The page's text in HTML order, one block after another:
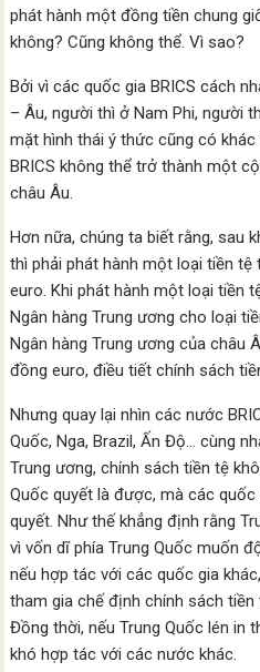
phát hành một đồng tiền chung
không? Cũng không thể. Vì sao?
Bởi vì các quốc gia BRICS cách
– Âu, người thì ở Nam Phi, người
mặt hình thái ý thức cũng có
BRICS không thể trở thành một
châu Âu.
Hơn nữa, chúng ta biết rằng, sau
thì phải phát hành một loại tiền tệ
euro. Khi phát hành một loại tiền
Ngân hàng Trung ương cho loại
Ngân hàng Trung ương của châu
đồng euro, điều tiết chính sách
Nhưng quay lại nhìn các nước
Quốc, Nga, Brazil, Ấn Độ… cùng
Trung ương, chính sách tiền tệ
Quốc quyết là được, mà các
quyết. Như thế khẳng định rằng
vì vốn dĩ phía Trung Quốc muốn
nếu hợp tác với các quốc gia
tham gia chế định chính sách
Đồng thời, nếu Trung Quốc lén in
khó hợp tác với các nước khác.